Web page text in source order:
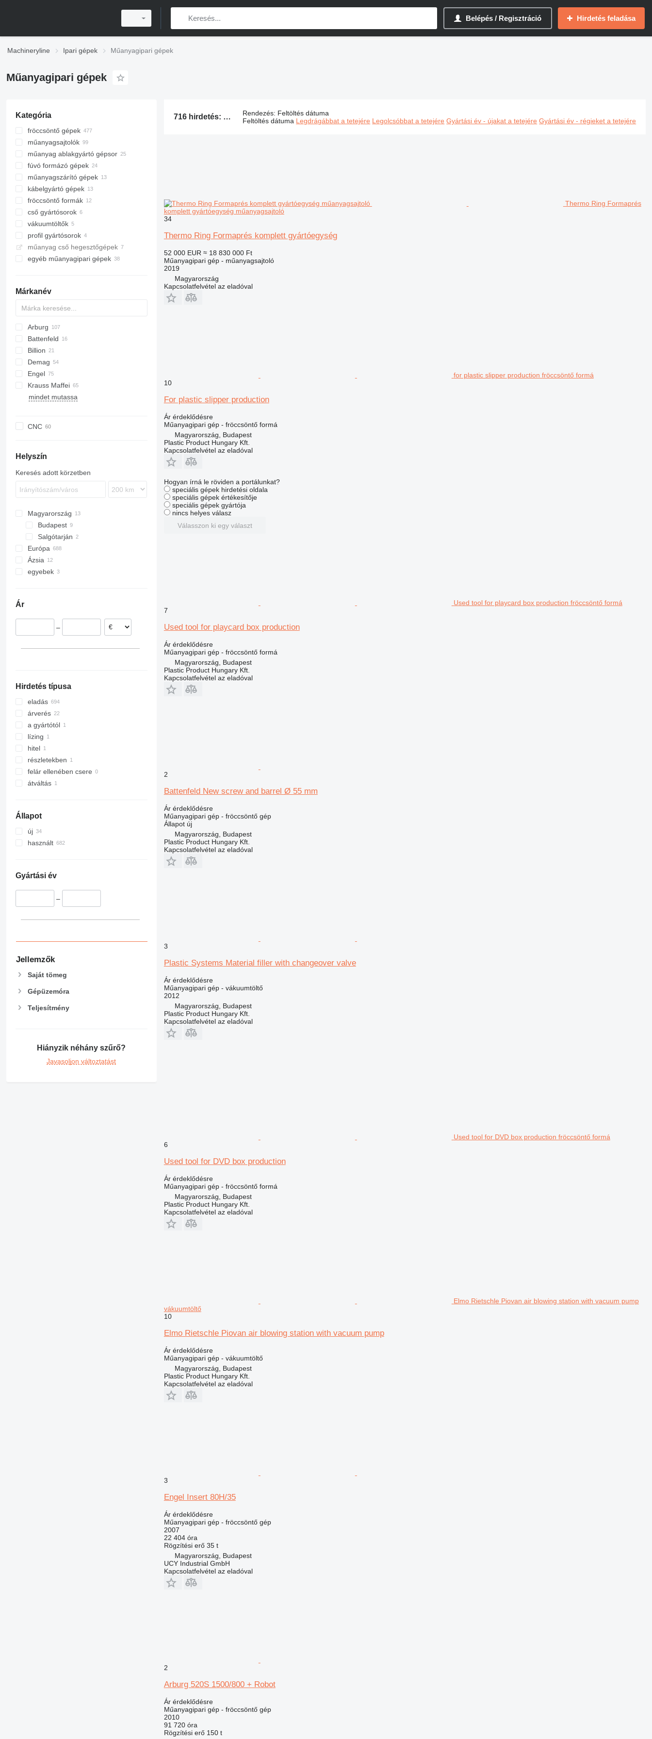
Belépés / Regisztráció Hirdetés feladása
Machineryline Ipari gépek Műanyagipari gépek
Műanyagipari gépek
Kategória
fröccsöntő gépek
műanyagsajtolók
műanyag ablakgyártó gépsor
fúvó formázó gépek
műanyagszárító gépek
kábelgyártó gépek
fröccsöntő formák
cső gyártósorok
vákuumtöltők
profil gyártósorok
műanyag cső hegesztőgépek
egyéb műanyagipari gépek
Márkanév
Arburg
Battenfeld
Billion
Demag
Engel
Krauss Maffei
mindet mutassa
CNC
Helyszín
Keresés adott körzetben
Magyarország
Budapest
Salgótarján
Európa
Németország
Franciaország
Portugália
Lengyelország
Ázsia
Üzbegisztán
Kína
egyebek
Ár
–
Hirdetés típusa
eladás
árverés
a gyártótól
lízing
hitel
részletekben
felár ellenében csere
átváltás
Állapot
új
használt
Gyártási év
–
Jellemzők
Saját tömeg
Gépüzemóra
Teljesítmény
Hiányzik néhány szűrő?
Javasoljon változtatást
716 hirdetés:
Műanyagipari gépek, műanyag megmunkálás gép
Rendezés: Feltöltés dátuma
Feltöltés dátuma Legdrágábbat a tetejére Legolcsóbbat a tetejére Gyártási év - újakat a tetejére Gyártási év - régieket a tetejére
Thermo Ring Formaprés
komplett gyártóegység műanyagsajtoló
34
Thermo Ring Formaprés komplett gyártóegység
52 000 EUR ≈ 18 830 000 Ft
Műanyagipari gép - műanyagsajtoló
2019
Magyarország
Kapcsolatfelvétel az eladóval
for plastic slipper production fröccsöntő formá
10
For plastic slipper production
Ár érdeklődésre
Műanyagipari gép - fröccsöntő formá
Magyarország, Budapest
Plastic Product Hungary Kft.
Kapcsolatfelvétel az eladóval
Hogyan írná le röviden a portálunkat?
speciális gépek hirdetési oldala
speciális gépek értékesítője
speciális gépek gyártója
nincs helyes válasz
Válasszon ki egy választ
Used tool for playcard box production fröccsöntő formá
7
Used tool for playcard box production
Ár érdeklődésre
Műanyagipari gép - fröccsöntő formá
Magyarország, Budapest
Plastic Product Hungary Kft.
Kapcsolatfelvétel az eladóval
2
Battenfeld New screw and barrel Ø 55 mm
Ár érdeklődésre
Műanyagipari gép - fröccsöntő gép
Állapotúj
Magyarország, Budapest
Plastic Product Hungary Kft.
Kapcsolatfelvétel az eladóval
3
Plastic Systems Material filler with changeover valve
Ár érdeklődésre
Műanyagipari gép - vákuumtöltő
2012
Magyarország, Budapest
Plastic Product Hungary Kft.
Kapcsolatfelvétel az eladóval
Used tool for DVD box production fröccsöntő formá
6
Used tool for DVD box production
Ár érdeklődésre
Műanyagipari gép - fröccsöntő formá
Magyarország, Budapest
Plastic Product Hungary Kft.
Kapcsolatfelvétel az eladóval
Elmo Rietschle Piovan air blowing station with vacuum pump
vákuumtöltő
10
Elmo Rietschle Piovan air blowing station with vacuum pump
Ár érdeklődésre
Műanyagipari gép - vákuumtöltő
Magyarország, Budapest
Plastic Product Hungary Kft.
Kapcsolatfelvétel az eladóval
3
Engel Insert 80H/35
Ár érdeklődésre
Műanyagipari gép - fröccsöntő gép
2007
22 404 óra
Rögzítési erő 35 t
Magyarország, Budapest
UCY Industrial GmbH
Kapcsolatfelvétel az eladóval
2
Arburg 520S 1500/800 + Robot
Ár érdeklődésre
Műanyagipari gép - fröccsöntő gép
2010
91 720 óra
Rögzítési erő 150 t